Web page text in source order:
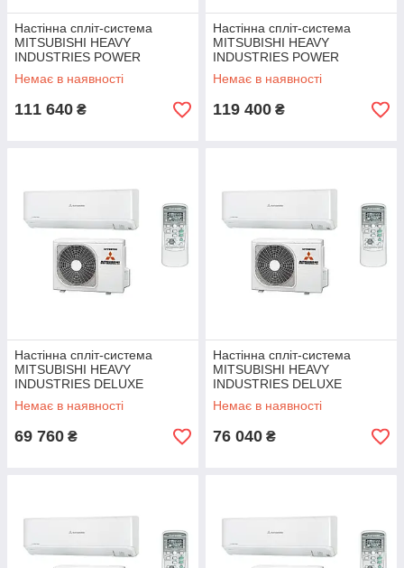
Настінна спліт-система
MITSUBISHI HEAVY
INDUSTRIES POWER
SRK/SRC 71 ZR-W
Немає в наявності
111 640 ₴
Настінна спліт-система
MITSUBISHI HEAVY
INDUSTRIES POWER
SRK/SRC 80 ZR-W
Немає в наявності
119 400 ₴
Настінна спліт-система
MITSUBISHI HEAVY
INDUSTRIES DELUXE
SRK/SRC 20 ZSX-W
Немає в наявності
69 760 ₴
Настінна спліт-система
MITSUBISHI HEAVY
INDUSTRIES DELUXE
SRK/SRC 25 ZSX-W
Немає в наявності
76 040 ₴